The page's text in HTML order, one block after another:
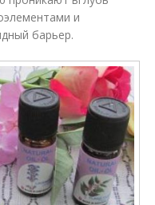
и
барьер.